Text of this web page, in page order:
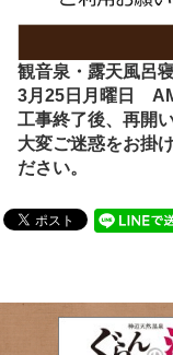
観音泉・露天風呂
3月25日月曜日
工事終了後、再開
大変ご迷惑をお掛
ださい。